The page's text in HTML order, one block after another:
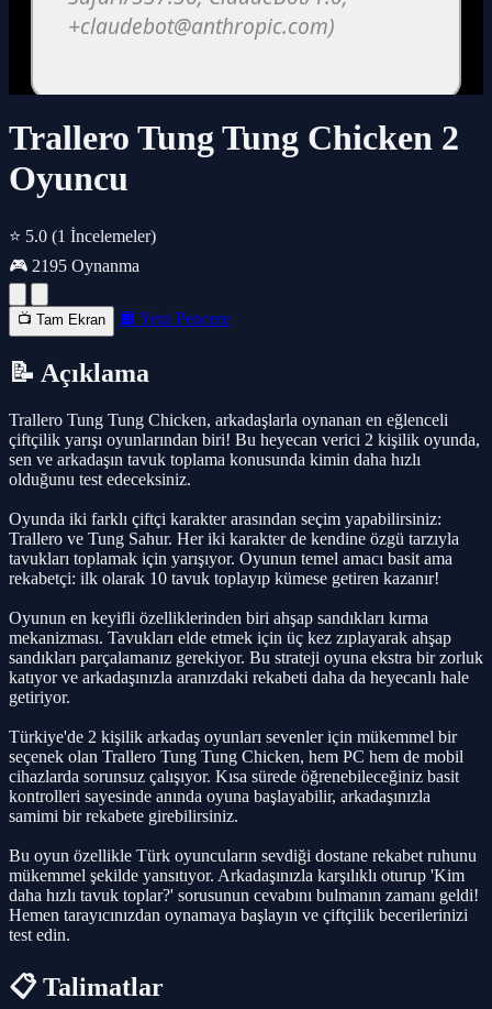
Trallero Tung Tung Chicken 2
Oyuncu
⭐ 5.0 (1 İncelemeler)
🎮 2195 Oynanma
📺 Tam Ekran 🔲 Yeni Pencere
📝 Açıklama
Trallero Tung Tung Chicken, arkadaşlarla oynanan en eğlenceli
çiftçilik yarışı oyunlarından biri! Bu heyecan verici 2 kişilik oyunda,
sen ve arkadaşın tavuk toplama konusunda kimin daha hızlı
olduğunu test edeceksiniz.
Oyunda iki farklı çiftçi karakter arasından seçim yapabilirsiniz:
Trallero ve Tung Sahur. Her iki karakter de kendine özgü tarzıyla
tavukları toplamak için yarışıyor. Oyunun temel amacı basit ama
rekabetçi: ilk olarak 10 tavuk toplayıp kümese getiren kazanır!
Oyunun en keyifli özelliklerinden biri ahşap sandıkları kırma
mekanizması. Tavukları elde etmek için üç kez zıplayarak ahşap
sandıkları parçalamanız gerekiyor. Bu strateji oyuna ekstra bir zorluk
katıyor ve arkadaşınızla aranızdaki rekabeti daha da heyecanlı hale
getiriyor.
Türkiye'de 2 kişilik arkadaş oyunları sevenler için mükemmel bir
seçenek olan Trallero Tung Tung Chicken, hem PC hem de mobil
cihazlarda sorunsuz çalışıyor. Kısa sürede öğrenebileceğiniz basit
kontrolleri sayesinde anında oyuna başlayabilir, arkadaşınızla
samimi bir rekabete girebilirsiniz.
Bu oyun özellikle Türk oyuncuların sevdiği dostane rekabet ruhunu
mükemmel şekilde yansıtıyor. Arkadaşınızla karşılıklı oturup 'Kim
daha hızlı tavuk toplar?' sorusunun cevabını bulmanın zamanı geldi!
Hemen tarayıcınızdan oynamaya başlayın ve çiftçilik becerilerinizi
test edin.
📋 Talimatlar